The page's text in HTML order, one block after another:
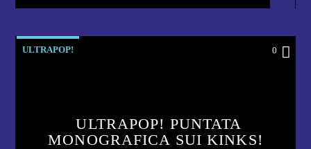
ULTRAPOP! 0
ULTRAPOP! PUNTATA
MONOGRAFICA SUI KINKS!